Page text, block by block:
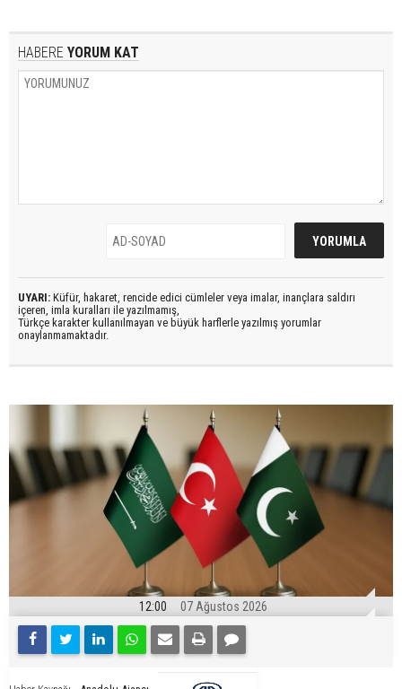
HABERE YORUM KAT
UYARI: Küfür, hakaret, rencide edici cümleler veya imalar, inançlara saldırı
içeren, imla kuralları ile yazılmamış,
Türkçe karakter kullanılmayan ve büyük harflerle yazılmış yorumlar
onaylanmamaktadır.
12:00 07 Ağustos 2026